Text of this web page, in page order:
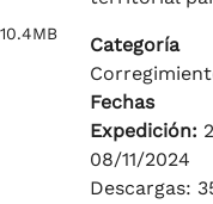
10.4MB
Categoría
Fechas
Expedición:
08/11/2024
Descargas: